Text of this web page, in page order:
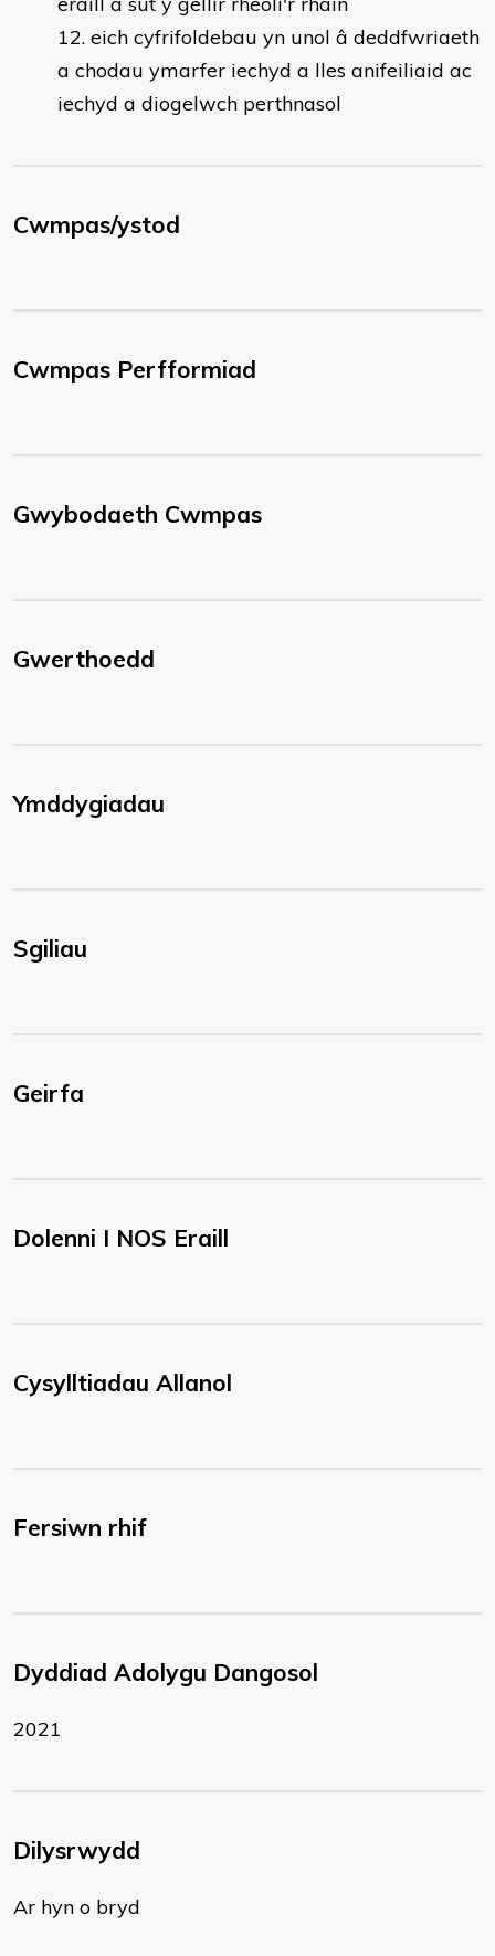
eich cyfrifoldebau yn unol â deddfwriaeth
a chodau ymarfer iechyd a lles anifeiliaid ac
iechyd a diogelwch perthnasol
Cwmpas/ystod
Cwmpas Perfformiad
Gwybodaeth Cwmpas
Gwerthoedd
Ymddygiadau
Sgiliau
Geirfa
Dolenni I NOS Eraill
Cysylltiadau Allanol
Fersiwn rhif
Dyddiad Adolygu Dangosol
2021
Dilysrwydd
Ar hyn o bryd